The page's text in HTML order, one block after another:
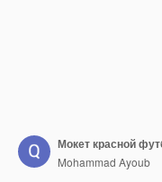
Мокет красной
Mohammad Ayoub